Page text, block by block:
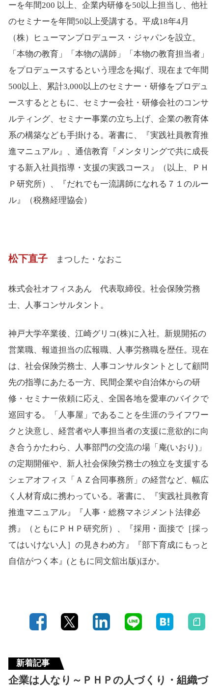
ーを年間200 以上、企業内研修を50以上担当し、他社
のセミナーを年間50以上受講する。平成18年4月
（株）ヒューマンプロデュース・ジャパンを設立。
「本物の教育」「本物の講師」「本物の教育担当者」
をプロデュースするという理念を掲げ、現在まで年間
500以上、累計3,000以上のセミナー・研修をプロデュ
ースするとともに、セミナー会社・研修会社のコンサ
ルティング、セミナー事業の立ち上げ、企業の教育体
系の構築なども手掛ける。著書に、『実践社員教育推
進マニュアル』、通信教育『メンタリングで共に成長
する新入社員指導・支援の実践コース』（以上、ＰＨ
Ｐ研究所）、『だれでも一流講師になれる７１のルー
ル』（税務経理協会）
松下直子まつした・なおこ
株式会社オフィスあん 代表取締役。社会保険労務
士、人事コンサルタント。
神戸大学卒業後、江崎グリコ(株)に入社。新規開拓の
営業職、報道担当の広報職、人事労務職を歴任。現在
は、社会保険労務士、人事コンサルタントとして顧問
先の指導にあたる一方、民間企業や自治体からの研
修・セミナー依頼に応え、全国各地を愛車のバイクで
巡回する。「人事屋」であることを生涯のライフワー
クと決意し、経営者や人事担当者の支援に意欲的に向
き合うかたわら、人事部門の交流の場「庵(いおり)」
の定期開催や、新人社会保険労務士の独立を支援する
シェアオフィス「ＡＺ合同事務所」の経営など、幅広
く人材育成に携わっている。著書に、『実践社員教育
推進マニュアル』『人事・総務マネジメント法律必
携』（ともにＰＨＰ研究所）、『採用・面接で［採っ
てはいけない人］の見きわめ方』『部下育成にもっと
自信がつく本』(ともに同文舘出版)ほか。
新着記事
企業は人なり～ＰＨＰの人づくり・組織づ